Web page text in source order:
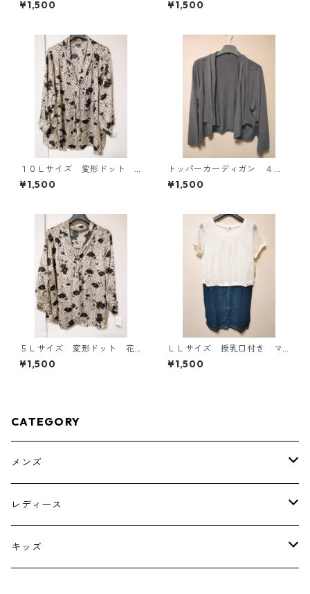
E-4818
¥1,500
ワイト KAE-4781
¥1,500
１０Ｌサイズ 変形ドット
花柄 ボウタイブラウス オ
フホワイト KAE-4776
¥1,500
トッパーカーディガン ４
Ｌ グレー KAE-4814
¥1,500
５Ｌサイズ 変形ドット 花
柄 ボウタイブラウス オフ
ホワイト KAE-4765
¥1,500
ＬＬサイズ 授乳口付き マ
タニティ ドッキングワンピ
ース ホワイト×ブルー KAE
¥1,500
CATEGORY
メンズ
トップス
ボトムス
レディース
トップス
キッズ